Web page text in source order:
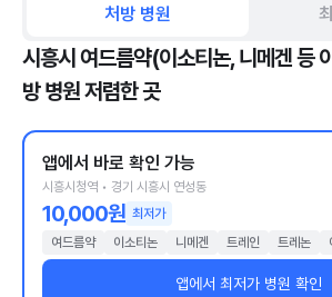
처방 병원
시흥시 여드름약(이소티논, 니메겐 등
방 병원 저렴한 곳
앱에서 바로 확인 가능
시흥시청역 • 경기 시흥시 연성동
10,000원 최저가
여드름약
이소티논 니메겐 트레인 트레논
앱에서 최저가 병원 확인